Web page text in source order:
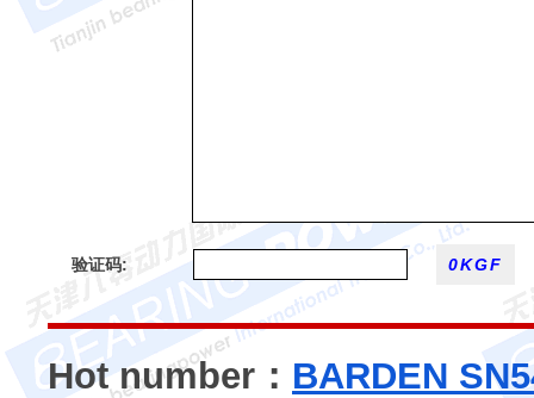
验证码:
Hot number： BARDEN